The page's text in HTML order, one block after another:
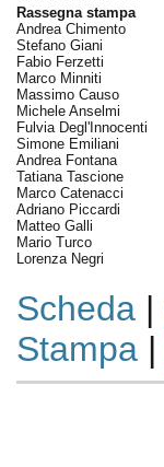
Rassegna stampa
Andrea Chimento
Stefano Giani
Fabio Ferzetti
Marco Minniti
Massimo Causo
Michele Anselmi
Fulvia Degl'Innocenti
Simone Emiliani
Andrea Fontana
Tatiana Tascione
Marco Catenacci
Adriano Piccardi
Matteo Galli
Mario Turco
Lorenza Negri
Scheda|
Stampa|